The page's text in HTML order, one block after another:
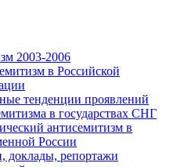
2003-2006
в Российской
тенденции проявлений
в государствах СНГ
антисемитизм в
России
доклады, репортажи